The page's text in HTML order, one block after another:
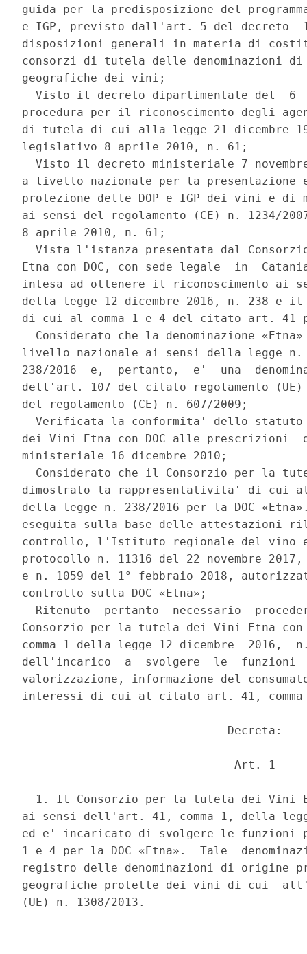
guida per la predisposizione del
e IGP, previsto dall'art. 5 del decreto
disposizioni generali in materia di
consorzi di tutela delle denominazioni
geografiche dei vini;
Visto il decreto dipartimentale del  6
procedura per il riconoscimento degli
di tutela di cui alla legge 21 dicembre
legislativo 8 aprile 2010, n. 61;
Visto il decreto ministeriale 7
a livello nazionale per la presentazione
protezione delle DOP e IGP dei vini e
ai sensi del regolamento (CE) n. 1234/
8 aprile 2010, n. 61;
Vista l'istanza presentata dal
Etna con DOC, con sede legale  in
intesa ad ottenere il riconoscimento ai
della legge 12 dicembre 2016, n. 238 e
di cui al comma 1 e 4 del citato art. 41
Considerato che la denominazione
livello nazionale ai sensi della legge n.
238/2016  e,  pertanto,  e'  una
dell'art. 107 del citato regolamento
del regolamento (CE) n. 607/2009;
Verificata la conformita' dello
dei Vini Etna con DOC alle
ministeriale 16 dicembre 2010;
Considerato che il Consorzio per la
dimostrato la rappresentativita' di cui
della legge n. 238/2016 per la DOC
eseguita sulla base delle attestazioni
controllo, l'Istituto regionale del
protocollo n. 11316 del 22 novembre
e n. 1059 del 1° febbraio 2018,
controllo sulla DOC «Etna»;
Ritenuto  pertanto  necessario
Consorzio per la tutela dei Vini Etna
comma 1 della legge 12 dicembre  2016,
dell'incarico  a  svolgere  le  funzioni
valorizzazione, informazione del
interessi di cui al citato art. 41, comma
                              Decreta:
                               Art. 1
1. Il Consorzio per la tutela dei Vini
ai sensi dell'art. 41, comma 1, della
ed e' incaricato di svolgere le funzioni
1 e 4 per la DOC «Etna».  Tale
registro delle denominazioni di origine
geografiche protette dei vini di cui